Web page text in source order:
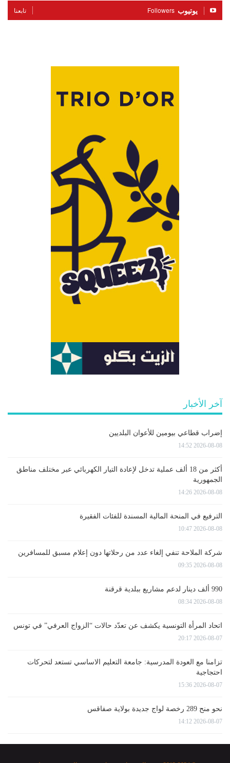
يوتيوب Followers تابعنا
آخر الأخبار
إضراب قطاعي بيومين للأعوان البلديين
2026-08-08 14:52
أكثر من 18 ألف عملية تدخل لإعادة التيار الكهربائي عبر مختلف مناطق
الجمهورية
2026-08-08 14:26
الترفيع في المنحة المالية المسندة للفئات الفقيرة
2026-08-08 10:47
شركة الملاحة تنفي إلغاء عدد من رحلاتها دون إعلام مسبق للمسافرين
2026-08-08 09:35
990 ألف دينار لدعم مشاريع ببلدية قرقنة
2026-08-08 08:34
اتحاد المرأة التونسية يكشف عن تعدّد حالات “الزواج العرفي” في تونس
2026-08-07 20:17
تزامنا مع العودة المدرسية: جامعة التعليم الاساسي تستعد لتحركات
احتجاجية
2026-08-07 15:36
نحو منح 289 رخصة لواج جديدة بولاية صفاقس
2026-08-07 14:12